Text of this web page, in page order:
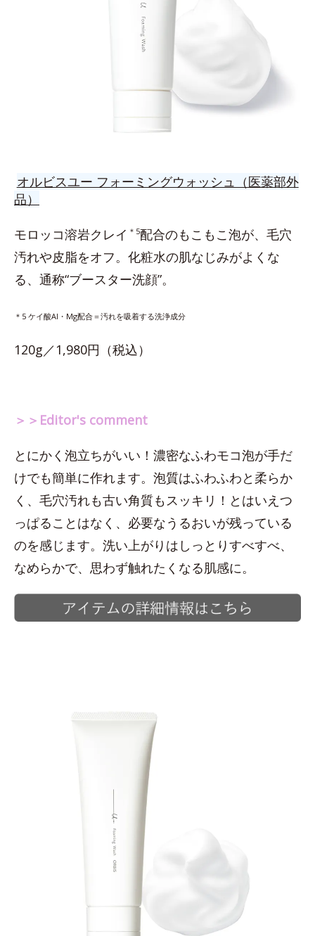
オルビスユー フォーミングウォッシュ（医薬部外
品）
モロッコ溶岩クレイ ＊5配合のもこもこ泡が、毛穴
汚れや皮脂をオフ。化粧水の肌なじみがよくな
る、通称“ブースター洗顔”。
＊5 ケイ酸Al・Mg配合＝汚れを吸着する洗浄成分
120g／1,980円（税込）
＞＞Editor's comment
とにかく泡立ちがいい！濃密なふわモコ泡が手だ
けでも簡単に作れます。泡質はふわふわと柔らか
く、毛穴汚れも古い角質もスッキリ！とはいえつ
っぱることはなく、必要なうるおいが残っている
のを感じます。洗い上がりはしっとりすべすべ、
なめらかで、思わず触れたくなる肌感に。